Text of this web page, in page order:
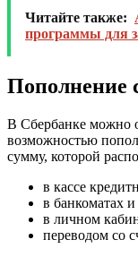
Читайте также:
программы для
Пополнение
В Сбербанке можно
возможностью
сумму, которой
в кассе
в банкоматах
в личном
переводом со